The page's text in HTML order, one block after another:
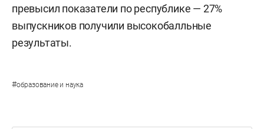
превысил показатели по республике — 27%
выпускников получили высокобалльные
результаты.
#образование и наука